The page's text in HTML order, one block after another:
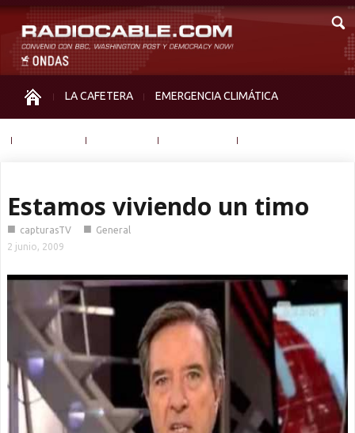
LA CAFETERA EMERGENCIA CLIMÁTICA
Estamos viviendo un timo
■ capturasTV ■ General
2 junio, 2009